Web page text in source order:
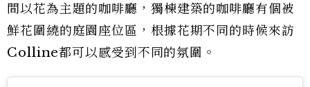
間以花為主題的咖啡廳，獨棟建築的咖啡廳有個被
鮮花圍繞的庭園座位區，根據花期不同的時候來訪
Colline都可以感受到不同的氛圍。